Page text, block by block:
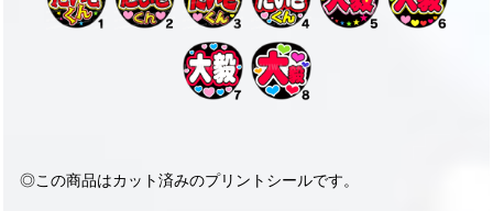
◎この商品はカット済みのプリントシールです。